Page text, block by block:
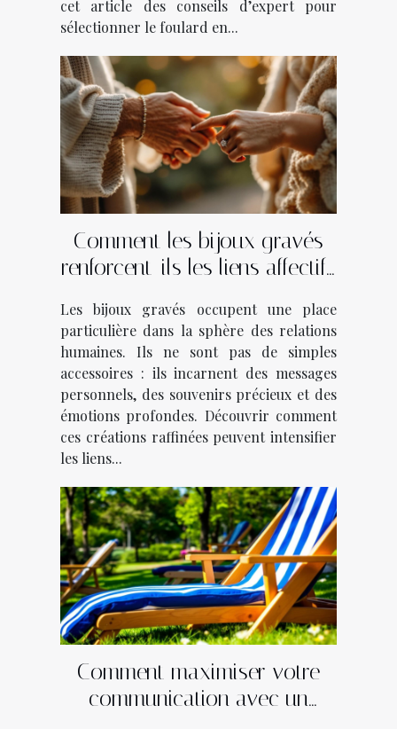
cet article des conseils d’expert pour
sélectionner le foulard en...
Comment les bijoux gravés
renforcent-ils les liens affectifs
Les bijoux gravés occupent une place
particulière dans la sphère des relations
humaines. Ils ne sont pas de simples
accessoires : ils incarnent des messages
personnels, des souvenirs précieux et des
émotions profondes. Découvrir comment
ces créations raffinées peuvent intensifier
les liens...
Comment maximiser votre
communication avec un